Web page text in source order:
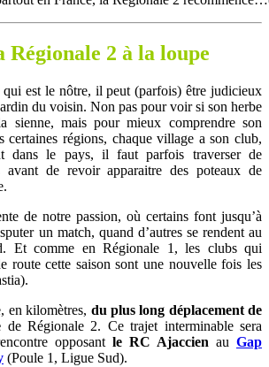
Régionale 2 à la loupe
est le nôtre, il peut (parfois) être judicieux
du voisin. Non pas pour voir si son herbe
sienne, mais pour mieux comprendre son
certaines régions, chaque village a son club,
dans le pays, il faut parfois traverser de
avant de revoir apparaitre des poteaux de
de notre passion, où certains font jusqu’à
un match, quand d’autres se rendent au
Et comme en Régionale 1, les clubs qui
route cette saison sont une nouvelle fois les
en kilomètres, du plus long déplacement de
de Régionale 2. Ce trajet interminable sera
opposant le RC Ajaccien au Gap
(Poule 1, Ligue Sud).